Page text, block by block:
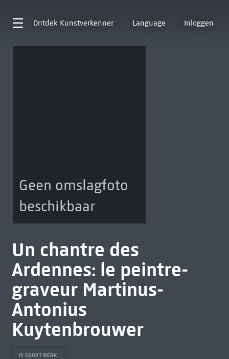
Ontdek Kunstverkenner Language Inloggen
Geen omslagfoto
beschikbaar
Un chantre des
Ardennes: le peintre-
graveur Martinus-
Antonius
Kuytenbrouwer
IS SOORT WERK